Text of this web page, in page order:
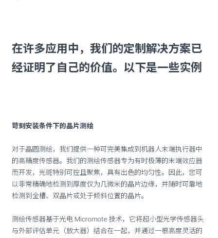
在许多应用中，我们的定制解决方案已
经证明了自己的价值。以下是一些实例
苛刻安装条件下的晶片测绘
对于晶圆测绘，我们提供一种可完美集成到机器人末端执行器中
的高精度传感器。我们的测绘传感器专为有时极薄的末端效应器
而开发，光斑特别可控且聚焦，具有出色的均匀性。因此，您可
以非常精确地检测到厚度仅为几微米的晶片边缘，并随时可靠地
检测到全槽、双晶片或处于倾斜位置的晶片。
测绘传感器基于光电 Micromote 技术，它将超小型光学传感器头
与外部评估单元（放大器）结合在一起，并通过一根高度灵活的